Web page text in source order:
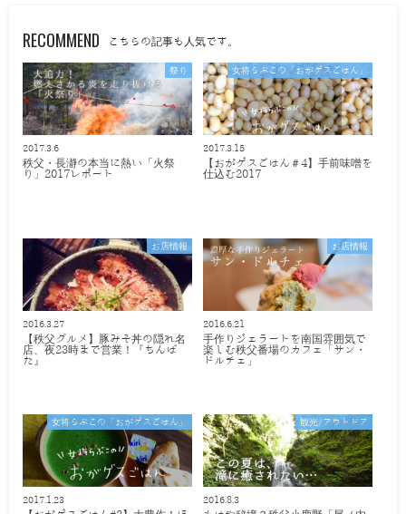
RECOMMEND こちらの記事も人気です。
祭り
2017.3.6
秩父・長瀞の本当に熱い「火祭
り」2017レポート
女将らぶこの「おがゲスごはん」
2017.3.15
【おがゲスごはん＃4】手前味噌を
仕込む2017
お店情報
2016.3.27
【秩父グルメ】豚みそ丼の隠れ名
店、夜23時まで営業！『ちんば
た』
お店情報
2016.6.21
手作りジェラートを南国雰囲気で
楽しむ秩父番場のカフェ「サン・
ドルチェ」
女将らぶこの「おがゲスごはん」
2017.1.23
観光/アウトドア
2016.8.3